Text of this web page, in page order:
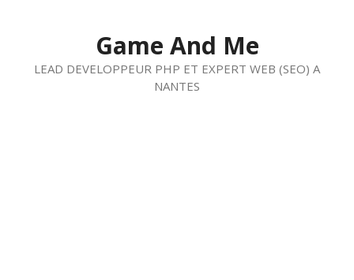
Game And Me
LEAD DEVELOPPEUR PHP ET EXPERT WEB (SEO) A
NANTES